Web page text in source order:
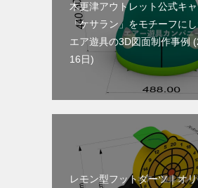
木更津アウトレット公式キ
「ケサラン」をモチーフに
エア遊具の3D図面制作事例
16日
レモン型フットダーツ｜オ